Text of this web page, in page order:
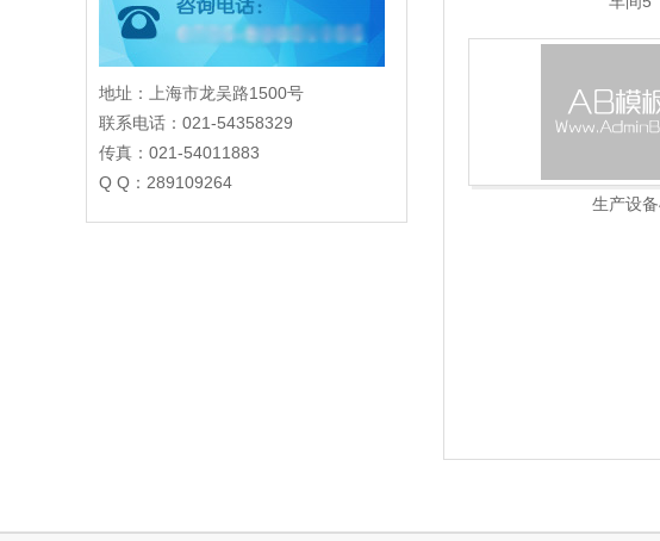
地址：上海市龙吴路1500号
联系电话：021-54358329
传真：021-54011883
Q Q：289109264
生产设